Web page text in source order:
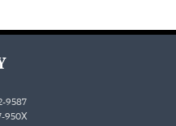
9587
950X